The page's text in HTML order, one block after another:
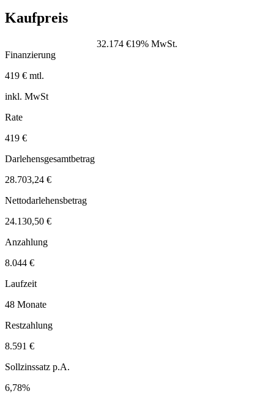
Kaufpreis
32.174 €19% MwSt.
Finanzierung
419 € mtl.
inkl. MwSt
Rate
419 €
Darlehensgesamtbetrag
28.703,24 €
Nettodarlehensbetrag
24.130,50 €
Anzahlung
8.044 €
Laufzeit
48 Monate
Restzahlung
8.591 €
Sollzinssatz p.A.
6,78%